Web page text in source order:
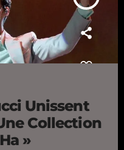
Unissent
Collection
»